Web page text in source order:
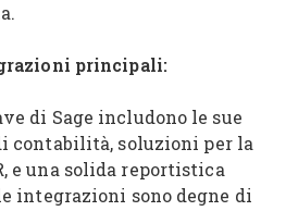
principali:
di Sage includono le sue
contabilità, soluzioni per la
e una solida reportistica
integrazioni sono degne di